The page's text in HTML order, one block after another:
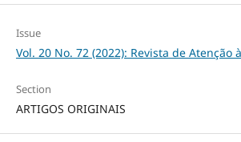
Issue
Vol. 20 No. 72 (2022): Revista de Atenção
Section
ARTIGOS ORIGINAIS